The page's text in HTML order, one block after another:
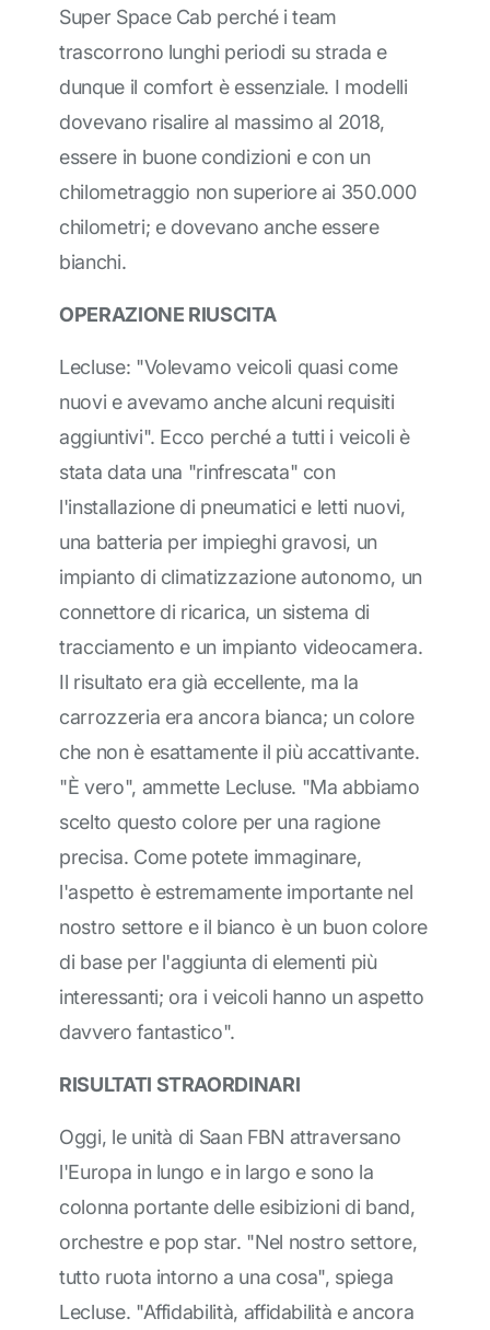
Super Space Cab perché i team
trascorrono lunghi periodi su strada e
dunque il comfort è essenziale. I modelli
dovevano risalire al massimo al 2018,
essere in buone condizioni e con un
chilometraggio non superiore ai 350.000
chilometri; e dovevano anche essere
bianchi.
OPERAZIONE RIUSCITA
Lecluse: "Volevamo veicoli quasi come
nuovi e avevamo anche alcuni requisiti
aggiuntivi". Ecco perché a tutti i veicoli è
stata data una "rinfrescata" con
l'installazione di pneumatici e letti nuovi,
una batteria per impieghi gravosi, un
impianto di climatizzazione autonomo, un
connettore di ricarica, un sistema di
tracciamento e un impianto videocamera.
Il risultato era già eccellente, ma la
carrozzeria era ancora bianca; un colore
che non è esattamente il più accattivante.
"È vero", ammette Lecluse. "Ma abbiamo
scelto questo colore per una ragione
precisa. Come potete immaginare,
l'aspetto è estremamente importante nel
nostro settore e il bianco è un buon colore
di base per l'aggiunta di elementi più
interessanti; ora i veicoli hanno un aspetto
davvero fantastico".
RISULTATI STRAORDINARI
Oggi, le unità di Saan FBN attraversano
l'Europa in lungo e in largo e sono la
colonna portante delle esibizioni di band,
orchestre e pop star. "Nel nostro settore,
tutto ruota intorno a una cosa", spiega
Lecluse. "Affidabilità, affidabilità e ancora